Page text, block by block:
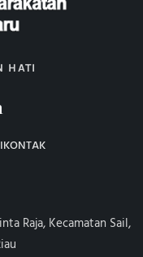
HATI
KONTAK
Raja, Kecamatan Sail,